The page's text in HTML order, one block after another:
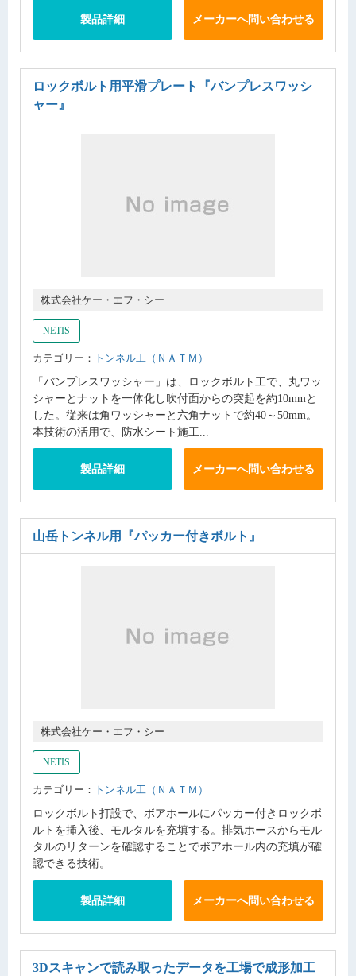
製品詳細 メーカーへ問い合わせる
ロックボルト用平滑プレート
『バンプレスワッシ
ャー』
株式会社ケー・エフ・シー
NETIS
カテゴリー： トンネル工（ＮＡＴＭ）
「バンプレスワッシャー」は、ロックボルト工で、丸ワッ
シャーとナットを一体化し吹付面からの突起を約10mmと
した。従来は角ワッシャーと六角ナットで約40～50mm。
本技術の活用で、防水シート施工...
製品詳細 メーカーへ問い合わせる
山岳トンネル用 『パッカー付きボルト』
株式会社ケー・エフ・シー
NETIS
カテゴリー： トンネル工（ＮＡＴＭ）
ロックボルト打設で、ボアホールにパッカー付きロックボ
ルトを挿入後、モルタルを充填する。排気ホースからモル
タルのリターンを確認することでボアホール内の充填が確
認できる技術。
製品詳細 メーカーへ問い合わせる
3Dスキャンで読み取ったデータを工場で成形加工